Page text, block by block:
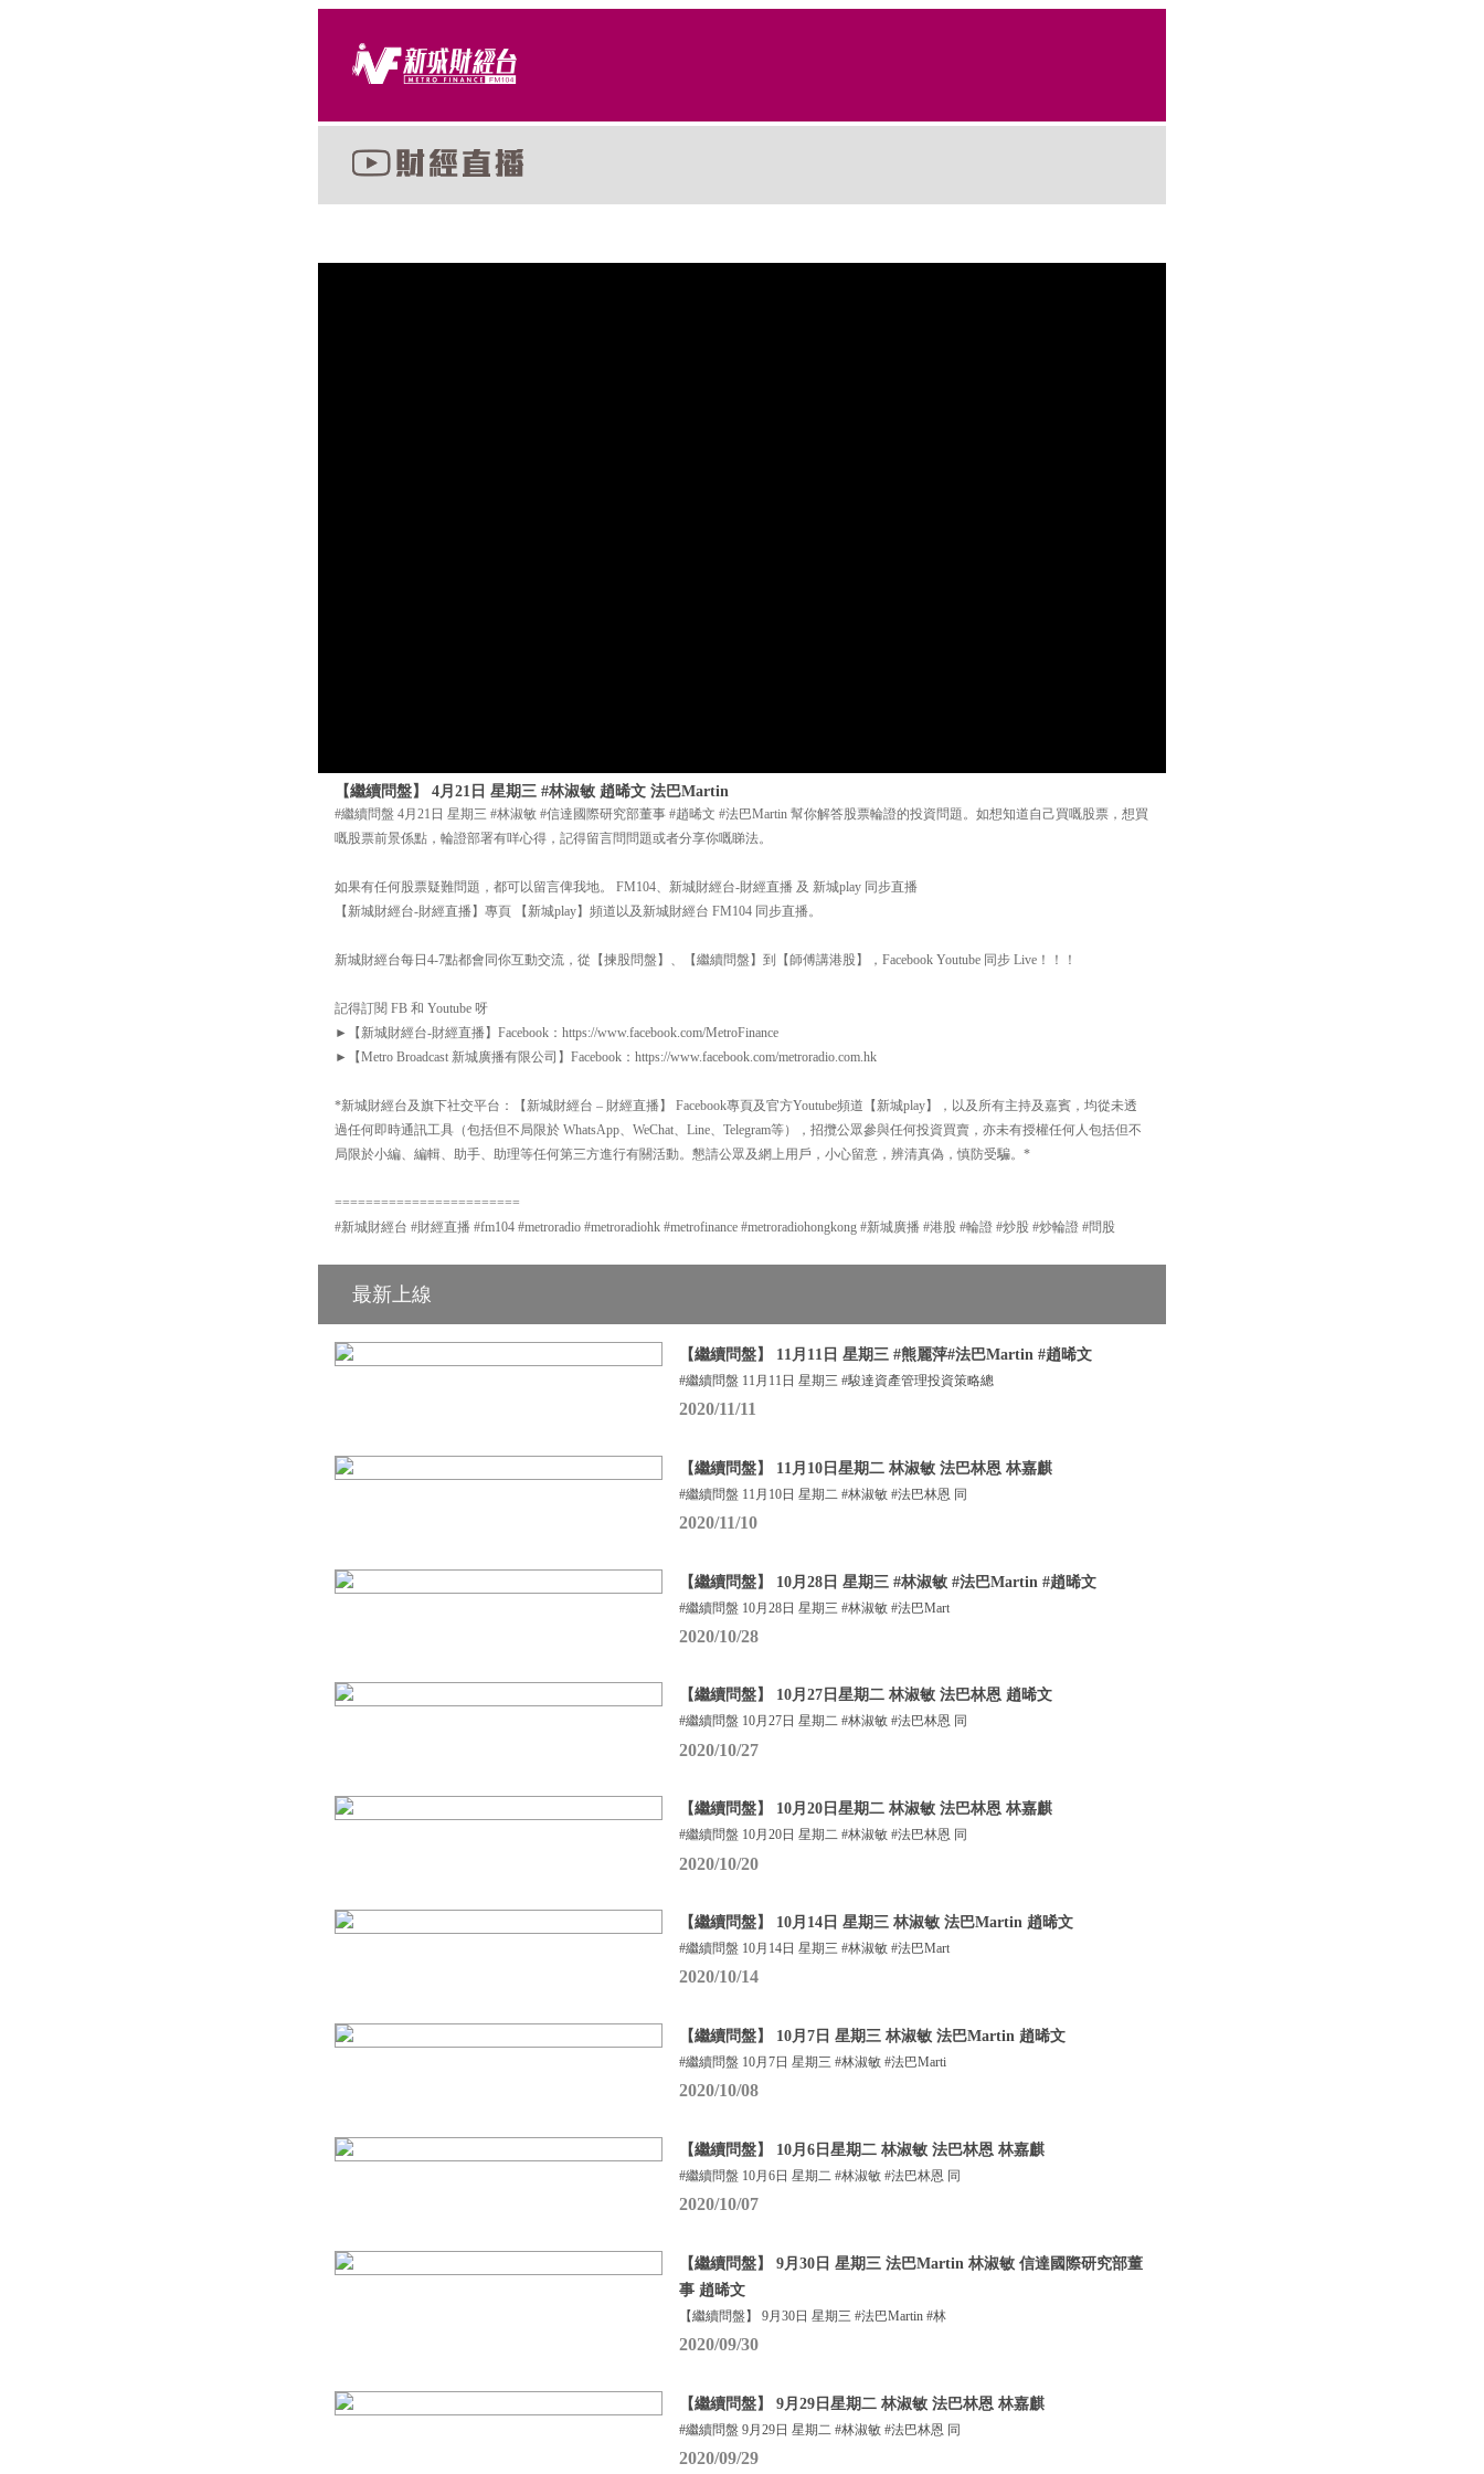
【繼續問盤】 4月21日 星期三 #林淑敏 趙晞文 法巴Martin
#繼續問盤 4月21日 星期三 #林淑敏 #信達國際研究部董事 #趙晞文 #法巴Martin 幫你解答股票輪證的投資問題。如想知道自己買嘅股票，想買
嘅股票前景係點，輪證部署有咩心得，記得留言問問題或者分享你嘅睇法。
如果有任何股票疑難問題，都可以留言俾我地。 FM104、新城財經台-財經直播 及 新城play 同步直播
【新城財經台-財經直播】專頁 【新城play】頻道以及新城財經台 FM104 同步直播。
新城財經台每日4-7點都會同你互動交流，從【揀股問盤】、【繼續問盤】到【師傅講港股】，Facebook Youtube 同步 Live！！！
記得訂閱 FB 和 Youtube 呀
►【新城財經台-財經直播】Facebook：https://www.facebook.com/MetroFinance
►【Metro Broadcast 新城廣播有限公司】Facebook：https://www.facebook.com/metroradio.com.hk
*新城財經台及旗下社交平台：【新城財經台 – 財經直播】 Facebook專頁及官方Youtube頻道【新城play】，以及所有主持及嘉賓，均從未透
過任何即時通訊工具（包括但不局限於 WhatsApp、WeChat、Line、Telegram等），招攬公眾參與任何投資買賣，亦未有授權任何人包括但不
局限於小編、編輯、助手、助理等任何第三方進行有關活動。懇請公眾及網上用戶，小心留意，辨清真偽，慎防受騙。*
========================
#新城財經台 #財經直播 #fm104 #metroradio #metroradiohk #metrofinance #metroradiohongkong #新城廣播 #港股 #輪證 #炒股 #炒輪證 #問股
最新上線
【繼續問盤】 11月11日 星期三 #熊麗萍#法巴Martin #趙晞文
#繼續問盤 11月11日 星期三 #駿達資產管理投資策略總
2020/11/11
【繼續問盤】 11月10日星期二 林淑敏 法巴林恩 林嘉麒
#繼續問盤 11月10日 星期二 #林淑敏 #法巴林恩 同
2020/11/10
【繼續問盤】 10月28日 星期三 #林淑敏 #法巴Martin #趙晞文
#繼續問盤 10月28日 星期三 #林淑敏 #法巴Mart
2020/10/28
【繼續問盤】 10月27日星期二 林淑敏 法巴林恩 趙晞文
#繼續問盤 10月27日 星期二 #林淑敏 #法巴林恩 同
2020/10/27
【繼續問盤】 10月20日星期二 林淑敏 法巴林恩 林嘉麒
#繼續問盤 10月20日 星期二 #林淑敏 #法巴林恩 同
2020/10/20
【繼續問盤】 10月14日 星期三 林淑敏 法巴Martin 趙晞文
#繼續問盤 10月14日 星期三 #林淑敏 #法巴Mart
2020/10/14
【繼續問盤】 10月7日 星期三 林淑敏 法巴Martin 趙晞文
#繼續問盤 10月7日 星期三 #林淑敏 #法巴Marti
2020/10/08
【繼續問盤】 10月6日星期二 林淑敏 法巴林恩 林嘉麒
#繼續問盤 10月6日 星期二 #林淑敏 #法巴林恩 同
2020/10/07
【繼續問盤】 9月30日 星期三 法巴Martin 林淑敏 信達國際研究部董
事 趙晞文
【繼續問盤】 9月30日 星期三 #法巴Martin #林
2020/09/30
【繼續問盤】 9月29日星期二 林淑敏 法巴林恩 林嘉麒
#繼續問盤 9月29日 星期二 #林淑敏 #法巴林恩 同
2020/09/29